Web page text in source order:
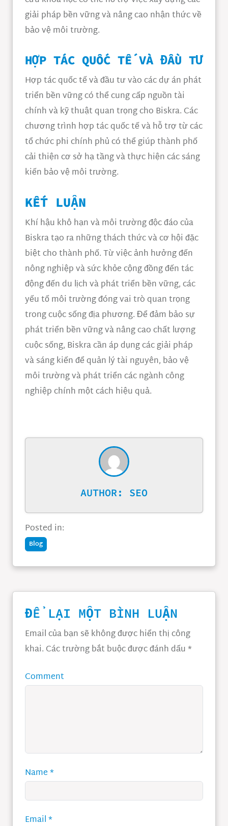
giải pháp bền vững và nâng cao nhận thức về
bảo vệ môi trường.
HỢP TÁC QUỐC TẾ VÀ ĐẦU TƯ
Hợp tác quốc tế và đầu tư vào các dự án phát
triển bền vững có thể cung cấp nguồn tài
chính và kỹ thuật quan trọng cho Biskra. Các
chương trình hợp tác quốc tế và hỗ trợ từ các
tổ chức phi chính phủ có thể giúp thành phố
cải thiện cơ sở hạ tầng và thực hiện các sáng
kiến bảo vệ môi trường.
KẾT LUẬN
Khí hậu khô hạn và môi trường độc đáo của
Biskra tạo ra những thách thức và cơ hội đặc
biệt cho thành phố. Từ việc ảnh hưởng đến
nông nghiệp và sức khỏe cộng đồng đến tác
động đến du lịch và phát triển bền vững, các
yếu tố môi trường đóng vai trò quan trọng
trong cuộc sống địa phương. Để đảm bảo sự
phát triển bền vững và nâng cao chất lượng
cuộc sống, Biskra cần áp dụng các giải pháp
và sáng kiến để quản lý tài nguyên, bảo vệ
môi trường và phát triển các ngành công
nghiệp chính một cách hiệu quả.
AUTHOR: SEO
Posted in:
Blog
ĐỂ LẠI MỘT BÌNH LUẬN
Email của bạn sẽ không được hiển thị công
khai. Các trường bắt buộc được đánh dấu*
Comment
Name*
Email*